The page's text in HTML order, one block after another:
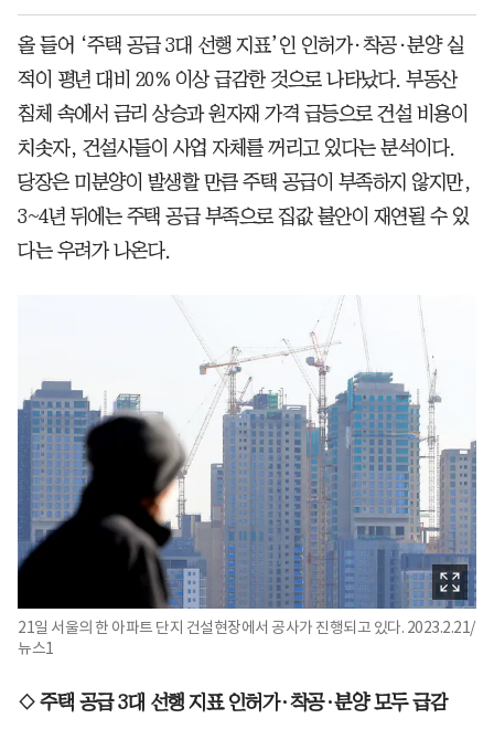
올 들어 ‘주택 공급 3대 선행 지표’인 인허가·착공·분양 실
적이 평년 대비 20% 이상 급감한 것으로 나타났다. 부동산
침체 속에서 금리 상승과 원자재 가격 급등으로 건설 비용이
치솟자, 건설사들이 사업 자체를 꺼리고 있다는 분석이다.
당장은 미분양이 발생할 만큼 주택 공급이 부족하지 않지만,
3~4년 뒤에는 주택 공급 부족으로 집값 불안이 재연될 수 있
다는 우려가 나온다.
21일 서울의 한 아파트 단지 건설현장에서 공사가 진행되고 있다. 2023.2.21/
뉴스1
◇ 주택 공급 3대 선행 지표 인허가·착공·분양 모두 급감